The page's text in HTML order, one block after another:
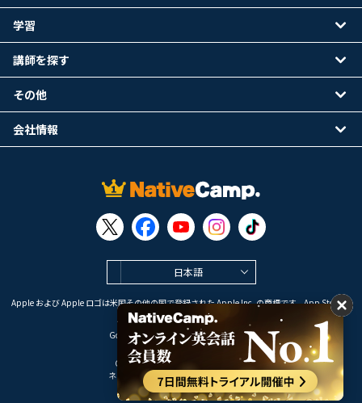
日本語
Apple および Apple ロゴは米国その他の国で登録された Apple Inc. の商標です。App Store は
Apple Inc. のサービスマークです。
Google Play は Google LLC の商標です。
Copyright © 2026 オンライン英会話
ネイティブキャンプ All Rights Reserved.
学習
講師を探す
その他
会社情報